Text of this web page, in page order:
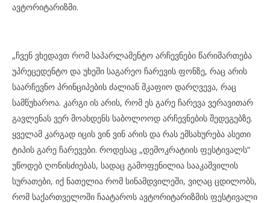
ავტორიტარიზმი.
„ჩვენ ვხედავთ რომ საპარლამენტო არჩევნები წარიმართება
უპრეცედენტო და უხეში საგარეო ჩარევის ფონზე, რაც არის
საარჩევნო პრინციპების ძალიან მკაფიო დარღვევა, რაც
სამწუხაროა. კარგი ის არის, რომ ეს გარე ჩარევა ვერავითარ
გავლენას ვერ მოახდენს საბოლოოდ არჩევნების შედეგებზე.
ყველამ კარგად იცის ვინ ვინ არის და რას ემსახურება ასეთი
ტიპის გარე ჩარევები. როდესაც „დემოკრატიის ფესტივალს“
უწოდებ ღონისძიებას, სადაც გამოფენილია სააკაშვილის
სურათები, იქ ნათელია რომ სინამდვილეში, ვიღაც ცდილობს,
რომ საქართველოში ჩაატაროს ავტორიტარიზმის ფესტივალი